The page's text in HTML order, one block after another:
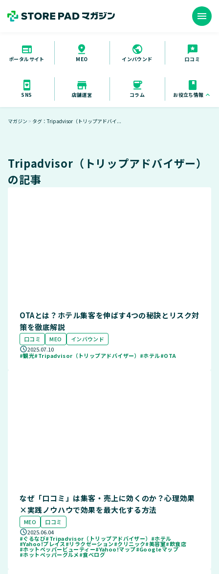
ポータルサイト MEO インバウンド 口コミ
SNS 店舗運営 コラム お役立ち情報 keyboard_arrow_up
導入事例
menu
マガジン ＞ タグ：Tripadvisor（トリップアドバイ...
Tripadvisor（トリップアドバイザー）
の記事
OTAとは？ホテル集客を伸ばす4つの秘訣とリスク対
策を徹底解説
口コミ MEO
インバウンド
2025.07.10
#観光#Tripadvisor（トリップアドバイザー） #ホテル#OTA
なぜ「口コミ」は集客・売上に効くのか？心理効果
×実践ノウハウで効果を最大化する方法
MEO
口コミ
2025.06.04
#ぐるなび#Tripadvisor（トリップアドバイザー） #ホテル
#Yahoo!プレイス#リラクゼーション#クリニック#美容室#飲食店
#ホットペッパービューティー#Yahoo!マップ#Googleマップ
#ホットペッパーグルメ#食べログ